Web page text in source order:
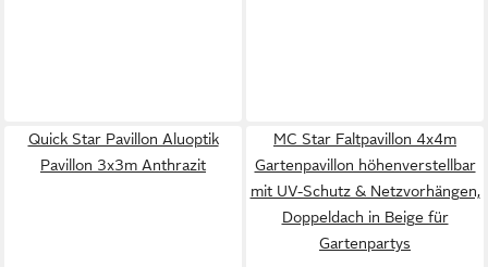
Quick Star Pavillon Aluoptik
Pavillon 3x3m Anthrazit
MC Star Faltpavillon 4x4m
Gartenpavillon höhenverstellbar
mit UV-Schutz & Netzvorhängen,
Doppeldach in Beige für
Gartenpartys